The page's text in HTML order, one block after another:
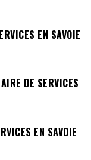
EN SAVOIE
DE SERVICES
EN SAVOIE